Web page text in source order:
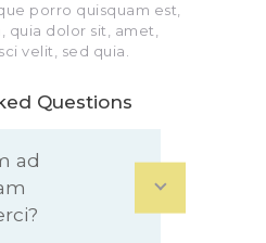
porro quisquam est,
quia dolor sit, amet,
velit, sed quia.
Questions
ad